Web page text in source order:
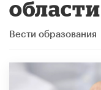
области
Вести образования